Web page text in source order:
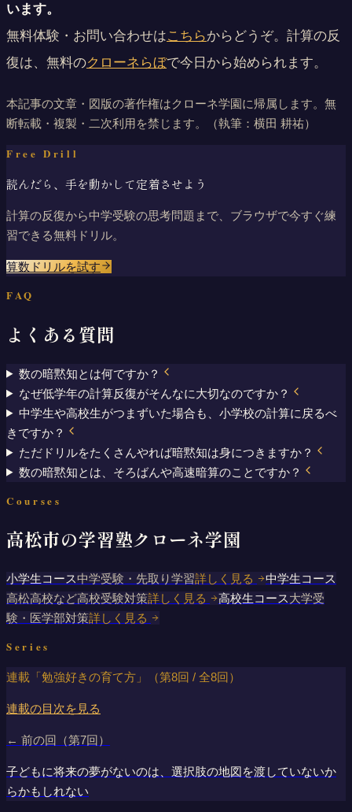
います。
無料体験・お問い合わせはこちらからどうぞ。計算の反
復は、無料のクローネらぼで今日から始められます。
本記事の文章・図版の著作権はクローネ学園に帰属します。無
断転載・複製・二次利用を禁じます。
（執筆：横田 耕祐）
Free Drill
読んだら、手を動かして定着させよう
計算の反復から中学受験の思考問題まで、ブラウザで今すぐ練
習できる無料ドリル。
算数ドリルを試す
FAQ
よくある質問
数の暗黙知とは何ですか？
なぜ低学年の計算反復がそんなに大切なのですか？
中学生や高校生がつまずいた場合も、小学校の計算に戻るべ
きですか？
ただドリルをたくさんやれば暗黙知は身につきますか？
数の暗黙知とは、そろばんや高速暗算のことですか？
Courses
高松市の学習塾クローネ学園
小学生コース中学受験・先取り学習詳しく見る
中学生コース
高松高校など高校受験対策詳しく見る 高校生コース大学受
験・医学部対策詳しく見る
Series
連載「勉強好きの育て方 」（第8回 / 全8回）
連載の目次を見る
← 前の回（第7回）
子どもに将来の夢がないのは、選択肢の地図を渡していないか
らかもしれない